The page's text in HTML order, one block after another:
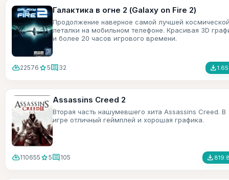
Галактика в огне 2 (Galaxy on Fire 2)
Продолжение наверное самой лучшей
леталки на мобильном телефоне. Красивая 3D
и более 20 часов игрового времени.
cloud_download22576 star5comment32 file_download
Assassins Creed 2
Вторая часть нашумевшего хита Assassins Creed. В
игре отличный геймплей и хорошая графика.
cloud_download110655 star5comment105 file_download